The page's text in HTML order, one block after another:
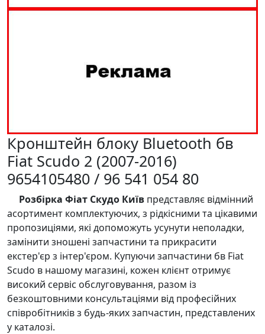
Кронштейн блоку Bluetooth бв
Fiat Scudo 2 (2007-2016)
9654105480 / 96 541 054 80
Розбірка Фіат Скудо Київ представляє відмінний
асортимент комплектуючих, з рідкісними та цікавими
пропозиціями, які допоможуть усунути неполадки,
замінити зношені запчастини та прикрасити
екстер'єр з інтер'єром. Купуючи запчастини бв Fiat
Scudo в нашому магазині, кожен клієнт отримує
високий сервіс обслуговування, разом із
безкоштовними консультаціями від професійних
співробітників з будь-яких запчастин, представлених
у каталозі.